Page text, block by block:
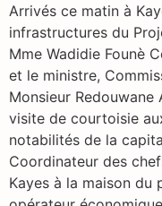
Arrivés ce matin à
infrastructures du
Mme Wadidie Founè
et le ministre,
Monsieur
visite de courtoisie
notabilités de la
Coordinateur des
Kayes à la maison du